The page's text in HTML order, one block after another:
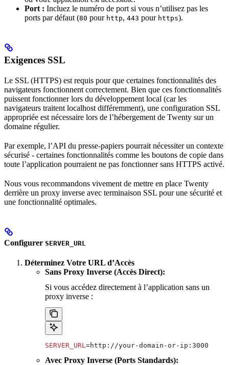
Port : Incluez le numéro de port si vous n’utilisez pas les
ports par défaut (80 pour http, 443 pour https).
Exigences SSL
Le SSL (HTTPS) est requis pour que certaines fonctionnalités des
navigateurs fonctionnent correctement. Bien que ces fonctionnalités
puissent fonctionner lors du développement local (car les
navigateurs traitent localhost différemment), une configuration SSL
appropriée est nécessaire lors de l’hébergement de Twenty sur un
domaine régulier.
Par exemple, l’API du presse-papiers pourrait nécessiter un contexte
sécurisé - certaines fonctionnalités comme les boutons de copie dans
toute l’application pourraient ne pas fonctionner sans HTTPS activé.
Nous vous recommandons vivement de mettre en place Twenty
derrière un proxy inverse avec terminaison SSL pour une sécurité et
une fonctionnalité optimales.
Configurer SERVER_URL
Déterminez Votre URL d’Accès
Sans Proxy Inverse (Accès Direct):
Si vous accédez directement à l’application sans un
proxy inverse :
SERVER_URL =http://your-domain-or-ip:3000
Avec Proxy Inverse (Ports Standards):